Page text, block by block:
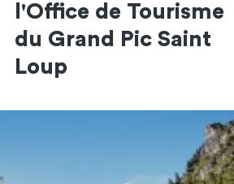
l'Office de Tourisme
du Grand Pic Saint
Loup